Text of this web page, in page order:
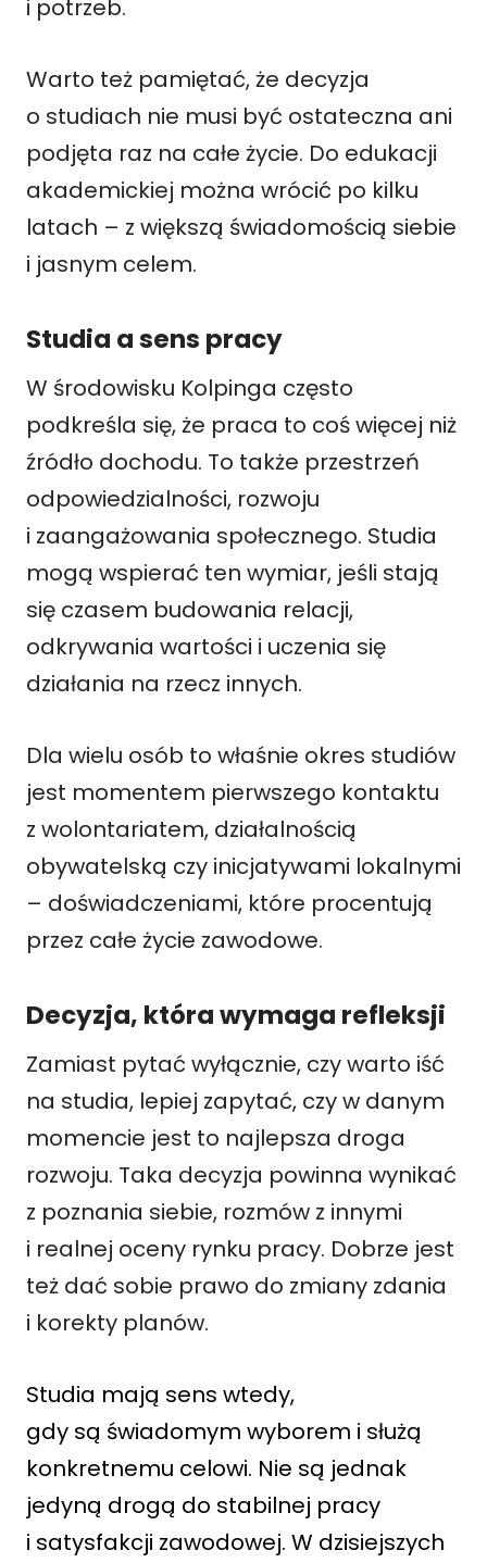
i potrzeb.
Warto też pamiętać, że decyzja
o studiach nie musi być ostateczna ani
podjęta raz na całe życie. Do edukacji
akademickiej można wrócić po kilku
latach – z większą świadomością siebie
i jasnym celem.
Studia a sens pracy
W środowisku Kolpinga często
podkreśla się, że praca to coś więcej niż
źródło dochodu. To także przestrzeń
odpowiedzialności, rozwoju
i zaangażowania społecznego. Studia
mogą wspierać ten wymiar, jeśli stają
się czasem budowania relacji,
odkrywania wartości i uczenia się
działania na rzecz innych.
Dla wielu osób to właśnie okres studiów
jest momentem pierwszego kontaktu
z wolontariatem, działalnością
obywatelską czy inicjatywami lokalnymi
– doświadczeniami, które procentują
przez całe życie zawodowe.
Decyzja, która wymaga refleksji
Zamiast pytać wyłącznie, czy warto iść
na studia, lepiej zapytać, czy w danym
momencie jest to najlepsza droga
rozwoju. Taka decyzja powinna wynikać
z poznania siebie, rozmów z innymi
i realnej oceny rynku pracy. Dobrze jest
też dać sobie prawo do zmiany zdania
i korekty planów.
Studia mają sens wtedy,
gdy są świadomym wyborem i służą
konkretnemu celowi. Nie są jednak
jedyną drogą do stabilnej pracy
i satysfakcji zawodowej. W dzisiejszych